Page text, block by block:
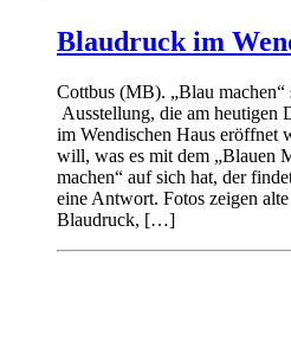
Blaudruck im
Cottbus (MB). „Blau machen“
Ausstellung, die am heutigen
im Wendischen Haus eröffnet
will, was es mit dem „Blauen
machen“ auf sich hat, der
eine Antwort. Fotos zeigen
Blaudruck, […]